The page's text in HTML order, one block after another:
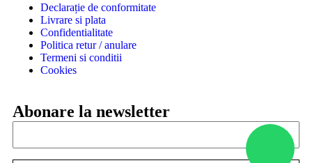
Declarație de conformitate
Livrare si plata
Confidentialitate
Politica retur / anulare
Termeni si conditii
Cookies
Abonare la newsletter